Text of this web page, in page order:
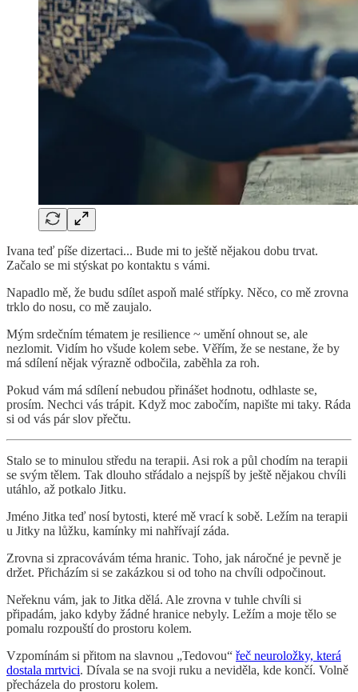
Ivana teď píše dizertaci... Bude mi to ještě nějakou dobu trvat.
Začalo se mi stýskat po kontaktu s vámi.
Napadlo mě, že budu sdílet aspoň malé střípky. Něco, co mě zrovna
trklo do nosu, co mě zaujalo.
Mým srdečním tématem je resilience ~ umění ohnout se, ale
nezlomit. Vidím ho všude kolem sebe. Věřím, že se nestane, že by
má sdílení nějak výrazně odbočila, zaběhla za roh.
Pokud vám má sdílení nebudou přinášet hodnotu, odhlaste se,
prosím. Nechci vás trápit. Když moc zabočím, napište mi taky. Ráda
si od vás pár slov přečtu.
Stalo se to minulou středu na terapii. Asi rok a půl chodím na terapii
se svým tělem. Tak dlouho střádalo a nejspíš by ještě nějakou chvíli
utáhlo, až potkalo Jitku.
Jméno Jitka teď nosí bytosti, které mě vrací k sobě. Ležím na terapii
u Jitky na lůžku, kamínky mi nahřívají záda.
Zrovna si zpracovávám téma hranic. Toho, jak náročné je pevně je
držet. Přicházím si se zakázkou si od toho na chvíli odpočinout.
Neřeknu vám, jak to Jitka dělá. Ale zrovna v tuhle chvíli si
připadám, jako kdyby žádné hranice nebyly. Ležím a moje tělo se
pomalu rozpouští do prostoru kolem.
Vzpomínám si přitom na slavnou „Tedovou“ řeč neuroložky, která
dostala mrtvici. Dívala se na svoji ruku a neviděla, kde končí. Volně
přecházela do prostoru kolem.